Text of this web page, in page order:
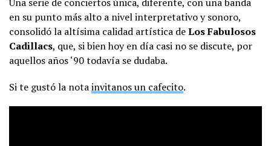
en su punto más alto a nivel interpretativo y sonoro,
consolidó la altísima calidad artística deLos Fabulosos
Cadillacs, que, si bien hoy en día casi no se discute, por
aquellos años ‘90 todavía se dudaba.
Si te gustó la notainvitanos un cafecito.